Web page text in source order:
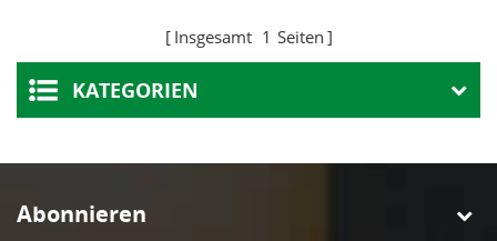
Insgesamt 1 Seiten
KATEGORIEN
Abonnieren